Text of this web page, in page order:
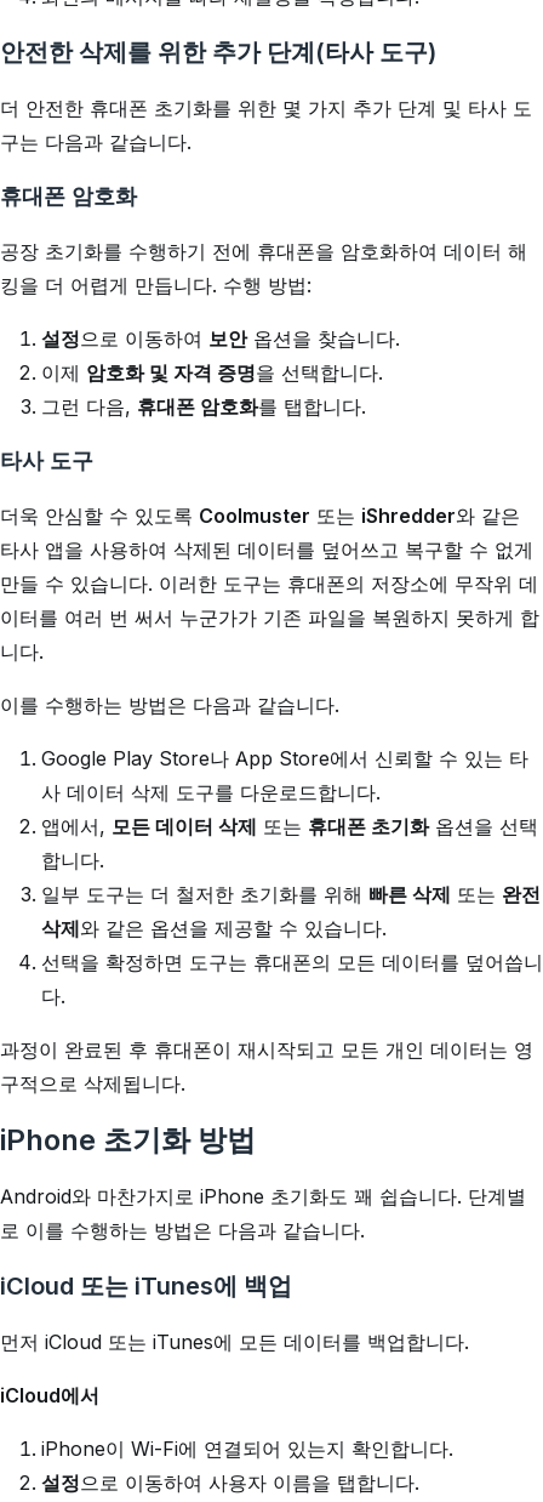
안전한 삭제를 위한 추가 단계(타사 도구)
더 안전한 휴대폰 초기화를 위한 몇 가지 추가 단계 및 타사 도
구는 다음과 같습니다.
휴대폰 암호화
공장 초기화를 수행하기 전에 휴대폰을 암호화하여 데이터 해
킹을 더 어렵게 만듭니다. 수행 방법:
설정으로 이동하여 보안옵션을 찾습니다.
이제 암호화 및 자격 증명을 선택합니다.
그런 다음, 휴대폰 암호화를 탭합니다.
타사 도구
더욱 안심할 수 있도록 Coolmuster 또는 iShredder와 같은
타사 앱을 사용하여 삭제된 데이터를 덮어쓰고 복구할 수 없게
만들 수 있습니다. 이러한 도구는 휴대폰의 저장소에 무작위 데
이터를 여러 번 써서 누군가가 기존 파일을 복원하지 못하게 합
니다.
이를 수행하는 방법은 다음과 같습니다.
Google Play Store나 App Store에서 신뢰할 수 있는 타
사 데이터 삭제 도구를 다운로드합니다.
앱에서, 모든 데이터 삭제 또는 휴대폰 초기화옵션을 선택
합니다.
일부 도구는 더 철저한 초기화를 위해 빠른 삭제 또는 완전
삭제와 같은 옵션을 제공할 수 있습니다.
선택을 확정하면 도구는 휴대폰의 모든 데이터를 덮어씁니
다.
과정이 완료된 후 휴대폰이 재시작되고 모든 개인 데이터는 영
구적으로 삭제됩니다.
iPhone 초기화 방법
Android와 마찬가지로 iPhone 초기화도 꽤 쉽습니다. 단계별
로 이를 수행하는 방법은 다음과 같습니다.
iCloud 또는 iTunes에 백업
먼저 iCloud 또는 iTunes에 모든 데이터를 백업합니다.
iCloud에서
iPhone이 Wi-Fi에 연결되어 있는지 확인합니다.
설정으로 이동하여 사용자 이름을 탭합니다.